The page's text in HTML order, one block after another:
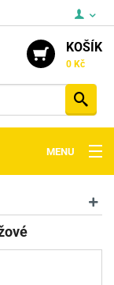
KOŠÍK
0 Kč
MENU